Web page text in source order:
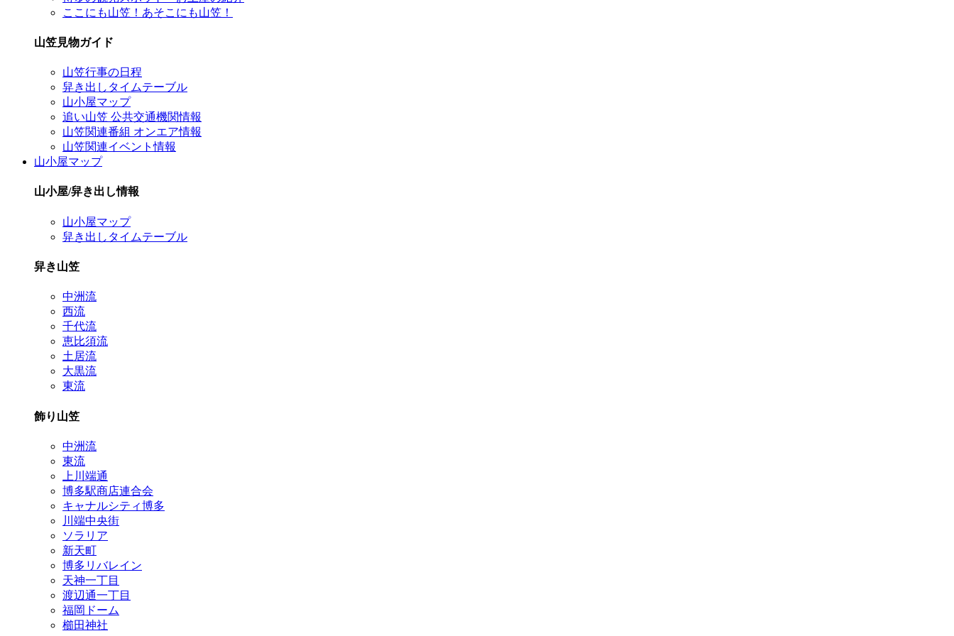
ここにも山笠！あそこにも山笠！
山笠見物ガイド
山笠行事の日程
舁き出しタイムテーブル
山小屋マップ
追い山笠 公共交通機関情報
山笠関連番組 オンエア情報
山笠関連イベント情報
山小屋マップ
山小屋/舁き出し情報
山小屋マップ
舁き出しタイムテーブル
舁き山笠
中洲流
西流
千代流
恵比須流
土居流
大黒流
東流
飾り山笠
中洲流
東流
上川端通
博多駅商店連合会
キャナルシティ博多
川端中央街
ソラリア
新天町
博多リバレイン
天神一丁目
渡辺通一丁目
福岡ドーム
櫛田神社